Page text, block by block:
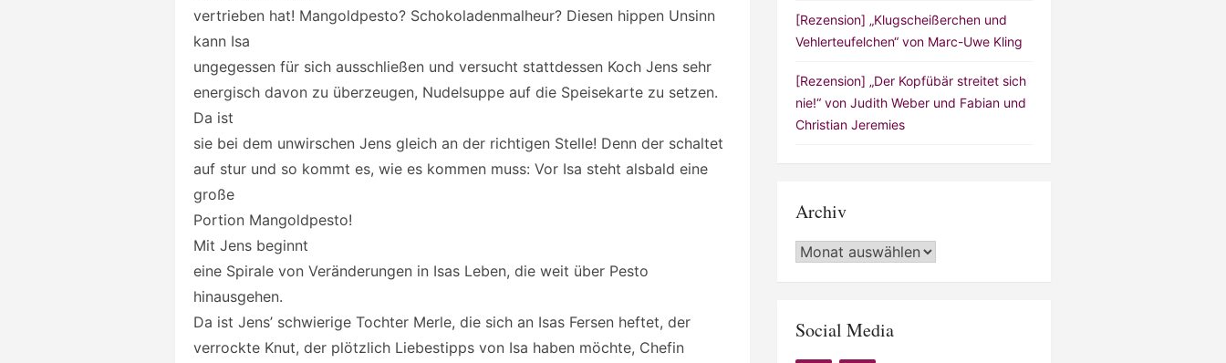
vertrieben hat! Mangoldpesto? Schokoladenmalheur? Diesen hippen Unsinn
kann Isa
ungegessen für sich ausschließen und versucht stattdessen Koch Jens sehr
energisch davon zu überzeugen, Nudelsuppe auf die Speisekarte zu setzen.
Da ist
sie bei dem unwirschen Jens gleich an der richtigen Stelle! Denn der schaltet
auf stur und so kommt es, wie es kommen muss: Vor Isa steht alsbald eine
große
Portion Mangoldpesto!
Mit Jens beginnt
eine Spirale von Veränderungen in Isas Leben, die weit über Pesto
hinausgehen.
Da ist Jens’ schwierige Tochter Merle, die sich an Isas Fersen heftet, der
verrockte Knut, der plötzlich Liebestipps von Isa haben möchte, Chefin
[Rezension] „Klugscheißerchen und
Vehlerteufelchen“ von Marc-Uwe Kling
[Rezension] „Der Kopfübär streitet sich
nie!“ von Judith Weber und Fabian und
Christian Jeremies
Archiv
Archiv
Social Media